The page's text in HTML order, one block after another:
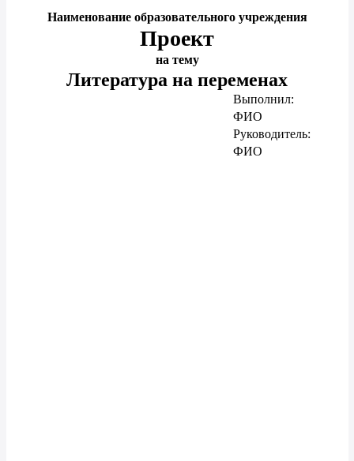
Наименование образовательного учреждения
Проект
на тему
Литература на переменах
Выполнил:
ФИО
Руководитель:
ФИО